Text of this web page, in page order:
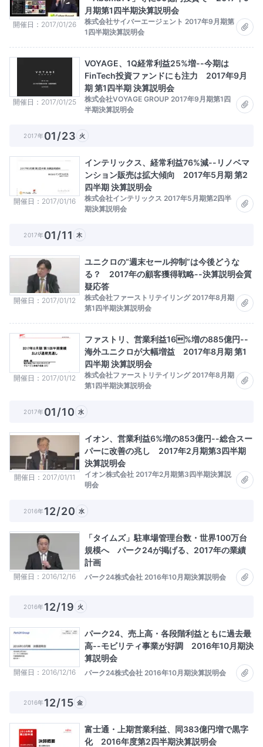
開催日 2017/01/26
月期第1四半期決算説明会
株式会社サイバーエージェント 2017年9月期第
1四半期決算説明会
開催日 2017/01/25
VOYAGE、1Q経常利益25%増--今期は
FinTech投資ファンドにも注力 2017年9月
期 第1四半期 決算説明会
株式会社VOYAGE GROUP 2017年9月期第1四
半期決算説明会
2017年01/23 火
開催日 2017/01/16
インテリックス、経常利益76%減--リノベマ
ンション販売は拡大傾向 2017年5月期 第2
四半期 決算説明会
株式会社インテリックス 2017年5月期第2四半
期決算説明会
2017年01/11 木
開催日 2017/01/12
ユニクロの“週末セール抑制”は今後どうな
る？ 2017年の顧客獲得戦略--決算説明会質
疑応答
株式会社ファーストリテイリング 2017年8月期
第1四半期決算説明会
開催日 2017/01/12
ファストリ、営業利益16%増の885億円--
海外ユニクロが大幅増益 2017年8月期 第1
四半期 決算説明会
株式会社ファーストリテイリング 2017年8月期
第1四半期決算説明会
2017年01/10 水
開催日 2017/01/11
イオン、営業利益6%増の853億円--総合スー
パーに改善の兆し 2017年2月期第3四半期
決算説明会
イオン株式会社 2017年2月期第3四半期決算説
明会
2016年12/20 水
開催日 2016/12/16
「タイムズ」駐車場管理台数・世界100万台
規模へ パーク24が掲げる、2017年の業績
計画
パーク24株式会社 2016年10月期決算説明会
2016年12/19 火
開催日 2016/12/16
パーク24、売上高・各段階利益ともに過去最
高--モビリティ事業が好調 2016年10月期決
算説明会
パーク24株式会社 2016年10月期決算説明会
2016年12/15 金
富士通・上期営業利益、同383億円増で黒字
化 2016年度第2四半期決算説明会